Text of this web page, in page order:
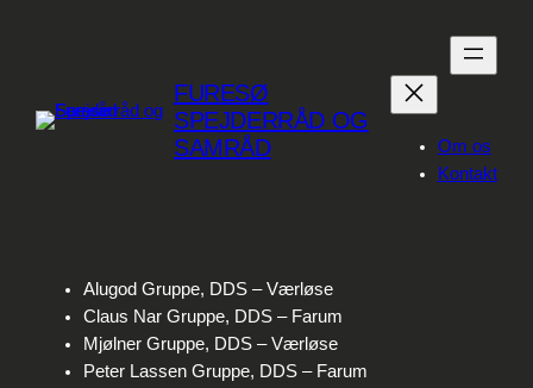
FURESØ
SPEJDERRÅD OG
SAMRÅD
Om os
Kontakt
Alugod Gruppe, DDS – Værløse
Claus Nar Gruppe, DDS – Farum
Mjølner Gruppe, DDS – Værløse
Peter Lassen Gruppe, DDS – Farum